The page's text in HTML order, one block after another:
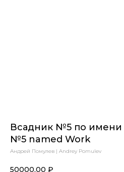
Всадник №5 по имени
№5 named Work
Андрей Помулев | Andrey Pomulev
50000,00 ₽